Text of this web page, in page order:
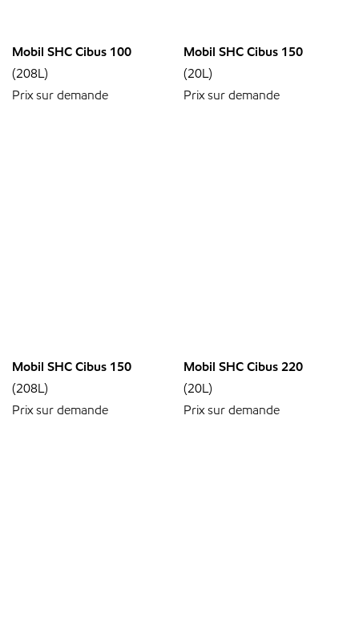
Mobil SHC Cibus 100
(208L)
Prix sur demande
Mobil SHC Cibus 150
(20L)
Prix sur demande
Mobil SHC Cibus 150
(208L)
Prix sur demande
Mobil SHC Cibus 220
(20L)
Prix sur demande